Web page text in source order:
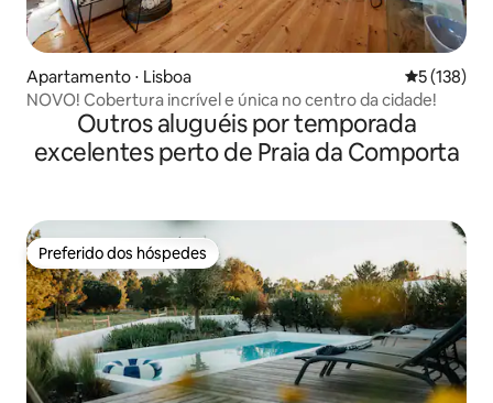
Apartamento ⋅ Lisboa 5 de uma
5 (138)
NOVO! Cobertura incrível e única no centro da cidade!
Outros aluguéis por temporada
excelentes perto de Praia da Comporta
Preferido dos hóspedes
Preferido dos hóspedes